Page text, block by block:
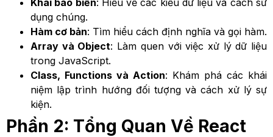
dụng chúng.
Hàm cơ bản: Tìm hiểu cách định nghĩa và gọi hàm.
Array và Object: Làm quen với việc xử lý dữ liệu
trong JavaScript.
Class, Functions và Action: Khám phá các khái
niệm lập trình hướng đối tượng và cách xử lý sự
kiện.
Phần 2: Tổng Quan Về React